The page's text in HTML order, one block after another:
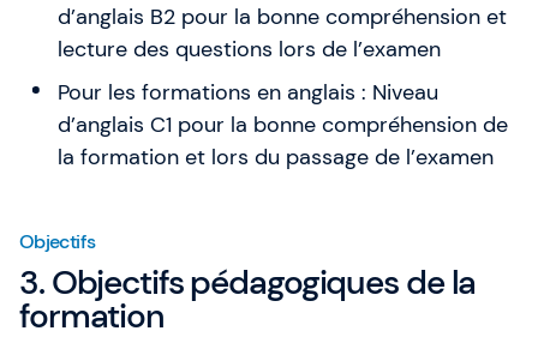
d’anglais B2 pour la bonne compréhension et
lecture des questions lors de l’examen
Pour les formations en anglais : Niveau
d’anglais C1 pour la bonne compréhension de
la formation et lors du passage de l’examen
Objectifs
3. Objectifs pédagogiques de la
formation